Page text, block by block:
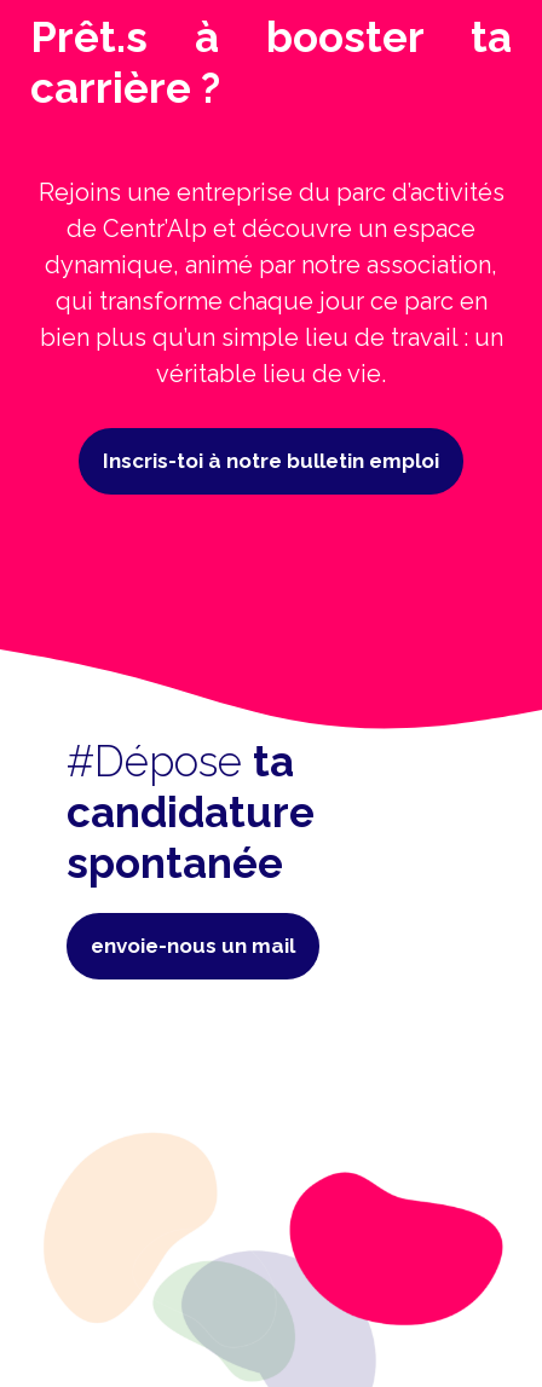
Prêt.s à booster ta
carrière ?
Rejoins une entreprise du parc d’activités
de Centr’Alp et découvre un espace
dynamique, animé par notre association,
qui transforme chaque jour ce parc en
bien plus qu’un simple lieu de travail : un
véritable lieu de vie.
Inscris-toi à notre bulletin emploi
#Dépose ta
candidature
spontanée
envoie-nous un mail